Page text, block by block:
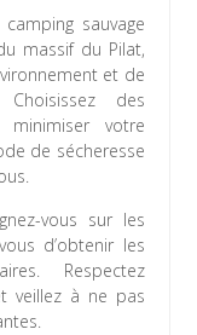
sauvage
massif du Pilat,
et de
des
votre
de sécheresse
vous sur les
d’obtenir les
Respectez
veillez à ne pas